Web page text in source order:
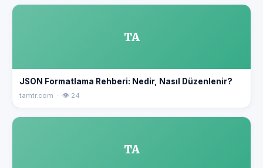
TA
JSON Formatlama Rehberi: Nedir, Nasıl Düzenlenir?
tamtr.com · 👁 24
TA